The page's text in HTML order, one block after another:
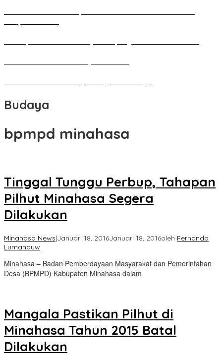
Budaya
bpmpd minahasa
Tinggal Tunggu Perbup, Tahapan
Pilhut Minahasa Segera
Dilakukan
Minahasa News|Januari 18, 2016Januari 18, 2016oleh Fernando
Lumanauw
Minahasa – Badan Pemberdayaan Masyarakat dan Pemerintahan
Desa (BPMPD) Kabupaten Minahasa dalam
Mangala Pastikan Pilhut di
Minahasa Tahun 2015 Batal
Dilakukan